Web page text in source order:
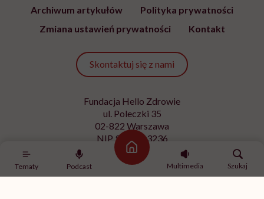
Tematy Podcast
Strona główna
Multimedia
Szukaj
Archiwum artykułów
Polityka prywatności
Zmiana ustawień prywatności
Kontakt
Skontaktuj się z nami
Fundacja Hello Zdrowie
ul. Poleczki 35
02-822 Warszawa
NIP 9512613236
Kontakt z redakcją
redakcja@hellozdrowie.pl